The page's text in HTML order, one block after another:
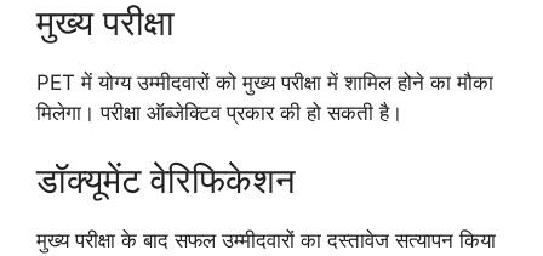
मुख्य परीक्षा
PET में योग्य उम्मीदवारों को मुख्य परीक्षा में शामिल होने का मौका
मिलेगा। परीक्षा ऑब्जेक्टिव प्रकार की हो सकती है।
डॉक्यूमेंट वेरिफिकेशन
मुख्य परीक्षा के बाद सफल उम्मीदवारों का दस्तावेज सत्यापन किया